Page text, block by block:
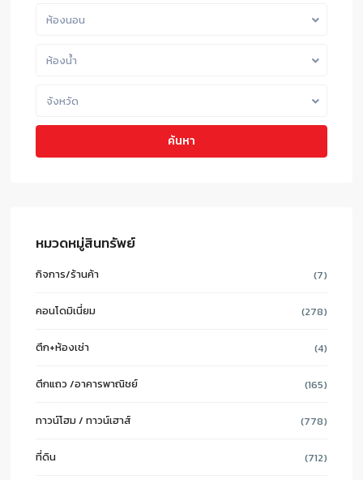
ห้องนอน
ห้องน้ำ
จังหวัด
ค้นหา
หมวดหมู่สินทรัพย์
กิจการ/ร้านค้า (7)
คอนโดมิเนี่ยม (278)
ตึก+ห้องเช่า (4)
ตึกแถว /อาคารพาณิชย์ (165)
ทาวน์โฮม / ทาวน์เฮาส์ (778)
ที่ดิน (712)